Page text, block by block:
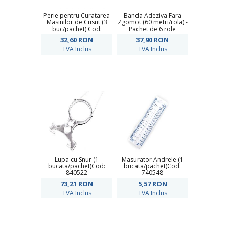
Perie pentru Curatarea
Masinilor de Cusut (3
buc/pachet) Cod:
32,60 RON
TVA Inclus
Banda Adeziva Fara
Zgomot (60 metri/rola) -
Pachet de 6 role
37,90 RON
TVA Inclus
Lupa cu Snur (1
bucata/pachet)Cod:
840522
73,21 RON
TVA Inclus
Masurator Andrele (1
bucata/pachet)Cod:
740548
5,57RON
TVA Inclus